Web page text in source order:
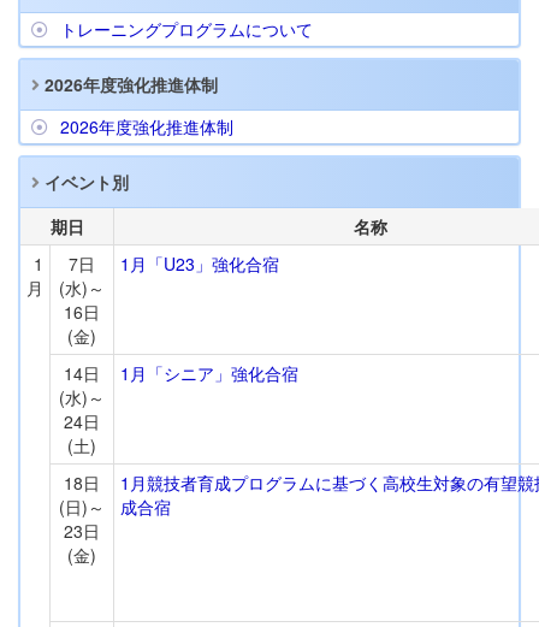
トレーニングプログラムについて
2026年度強化推進体制
2026年度強化推進体制
イベント別
期日
名称
1
月
7日
(水)～
16日
(金)
1月「U23」強化合宿
14日
(水)～
24日
(土)
1月「シニア」強化合宿
18日
(日)～
23日
(金)
1月競技者育成プログラムに基づく高校生対象の有望
成合宿